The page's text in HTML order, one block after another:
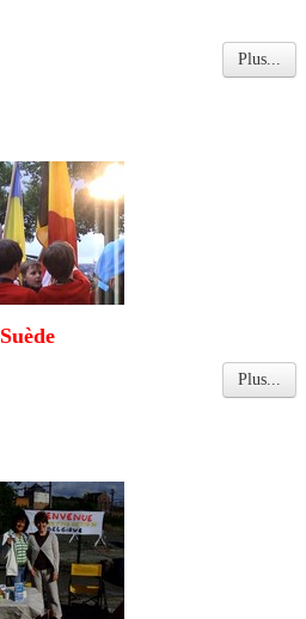
Plus...
Suède
Plus...